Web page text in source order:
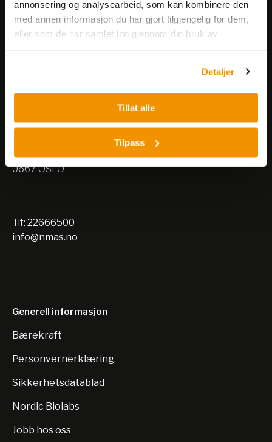
annonsering og analysearbeid, som kan kombinere den
med annen informasjon du har gjort tilgjengelig for dem,
eller som de har samlet inn gjennom din bruk av
Detaljer
Tillat alle
Tilpass
Besøksadresse:
0667 OSLO
Nils Hansens vei 10
0667 OSLO
Tlf: 22666500
info@nmas.no
Generell informasjon
Bærekraft
Personvernerklæring
Sikkerhetsdatablad
Nordic Biolabs
Jobb hos oss